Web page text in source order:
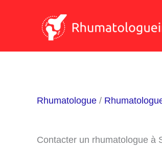
Rhumatologue /
Contacter un rhumatologue à